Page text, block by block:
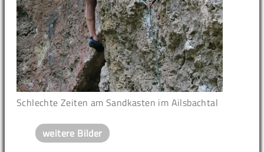
Schlechte Zeiten am Sandkasten im Ailsbachtal
weitere Bilder